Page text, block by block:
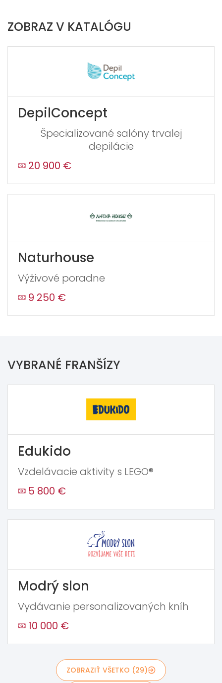
ZOBRAZ V KATALÓGU
DepilConcept
Špecializované salóny trvalej
depilácie
20 900 €
Naturhouse
Výživové poradne
9 250 €
VYBRANÉ FRANŠÍZY
Edukido
Vzdelávacie aktivity s LEGO®
5 800 €
Modrý slon
Vydávanie personalizovaných kníh
10 000 €
ZOBRAZIŤ VŠETKO (29)